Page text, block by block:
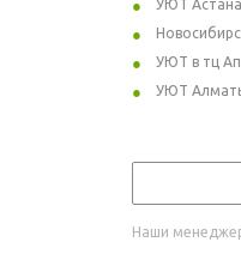
УЮТ Астана
УЮТ в тц
УЮТ
Наши